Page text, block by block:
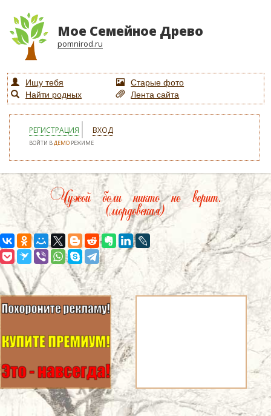
Мое Семейное Древо
pomnirod.ru
Ищу тебя
Старые фото
Найти родных
Лента сайта
РЕГИСТРАЦИЯ ВХОД
ВОЙТИ ВДЕМО РЕЖИМЕ
Чужой боли никто не верит.
(мордовская)